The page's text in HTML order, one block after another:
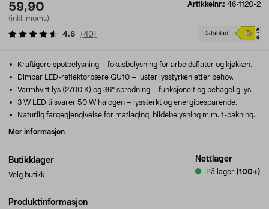
59,90
(inkl. moms)
Artikkelnr.: 46-1120-2
Datablad
4.6 (40)
Butikklager
Velg butikk
Nettlager
På lager (100+)
Kraftigere spotbelysning – fokusbelysning for arbeidsflater og kjøkken.
Dimbar LED-reflektorpære GU10 – juster lysstyrken etter behov.
Varmhvitt lys (2700 K) og 36° spredning – funksjonelt og behagelig lys.
3 W LED tilsvarer 50 W halogen – lyssterkt og energibesparende.
Naturlig fargegjengivelse for matlaging, bildebelysning m.m. 1-pakning.
Mer informasjon
Produktinformasjon